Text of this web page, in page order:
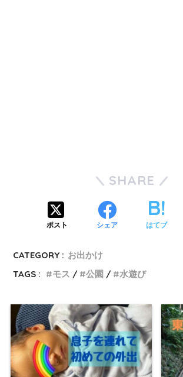
SHARE
ポスト シェア はてブ
CATEGORY : お出かけ
TAGS :
モス 公園 水遊び